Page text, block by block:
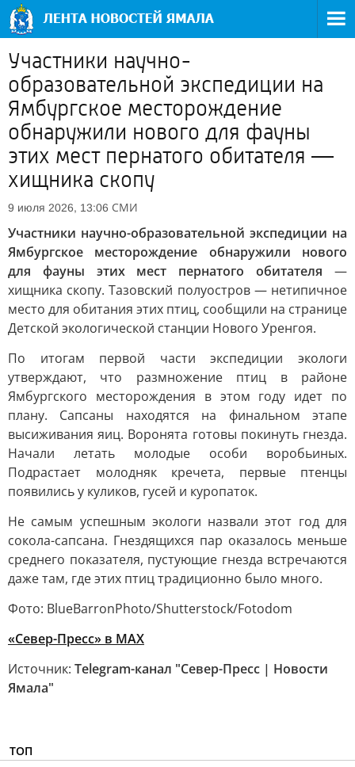
Участники научно-
образовательной экспедиции на
Ямбургское месторождение
обнаружили нового для фауны
этих мест пернатого обитателя —
хищника скопу
9 июля 2026, 13:06 СМИ
Участники научно-образовательной экспедиции на
Ямбургское месторождение обнаружили нового
для фауны этих мест пернатого обитателя —
хищника скопу. Тазовский полуостров — нетипичное
место для обитания этих птиц, сообщили на странице
Детской экологической станции Нового Уренгоя.
По итогам первой части экспедиции экологи
утверждают, что размножение птиц в районе
Ямбургского месторождения в этом году идет по
плану. Сапсаны находятся на финальном этапе
высиживания яиц. Воронята готовы покинуть гнезда.
Начали летать молодые особи воробьиных.
Подрастает молодняк кречета, первые птенцы
появились у куликов, гусей и куропаток.
Не самым успешным экологи назвали этот год для
сокола-сапсана. Гнездящихся пар оказалось меньше
среднего показателя, пустующие гнезда встречаются
даже там, где этих птиц традиционно было много.
Фото: BlueBarronPhoto/Shutterstock/Fotodom
«Север-Пресс» в MAX
Источник: Telegram-канал "Север-Пресс | Новости
Ямала"
ТОП